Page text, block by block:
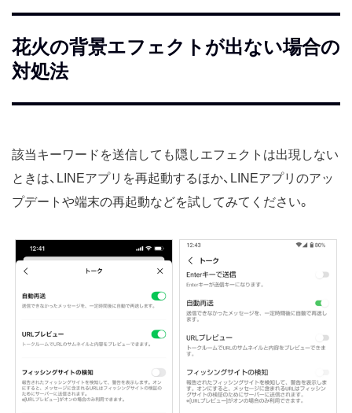
花火の背景エフェクトが出ない場合の
対処法
該当キーワードを送信しても隠しエフェクトは出現しない
ときは、LINEアプリを再起動するほか、LINEアプリのアッ
プデートや端末の再起動などを試してみてください。